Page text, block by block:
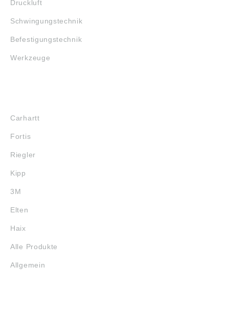
Druckluft
Schwingungstechnik
Befestigungstechnik
Werkzeuge
Carhartt
Fortis
Riegler
Kipp
3M
Elten
Haix
Alle Produkte
Allgemein